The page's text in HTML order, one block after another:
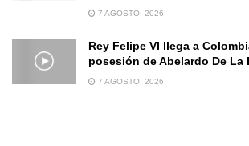
7 AGOSTO, 2026
Rey Felipe VI llega a
posesión de Abelardo De La
7 AGOSTO, 2026